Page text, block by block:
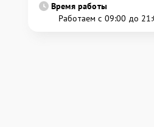
Время работы
Работаем с 09:00 до